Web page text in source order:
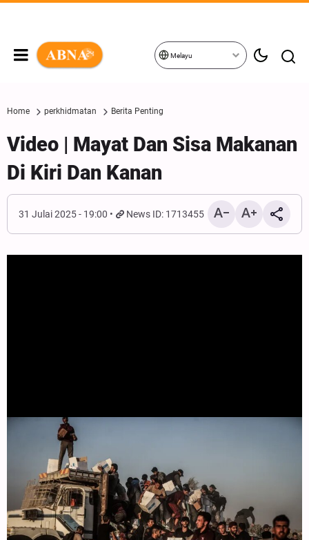
Melayu
Home perkhidmatan Berita Penting
Video | Mayat Dan Sisa Makanan
Di Kiri Dan Kanan
31 Julai 2025 - 19:00 News ID: 1713455